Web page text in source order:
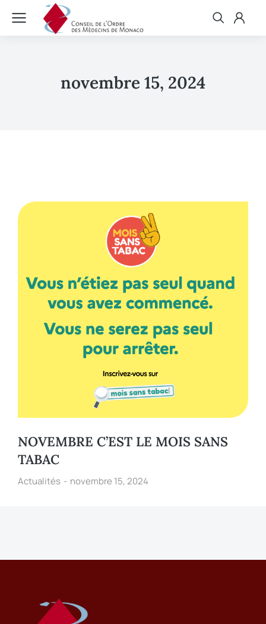
novembre 15, 2024
NOVEMBRE C’EST LE MOIS SANS
TABAC
Actualités novembre 15, 2024